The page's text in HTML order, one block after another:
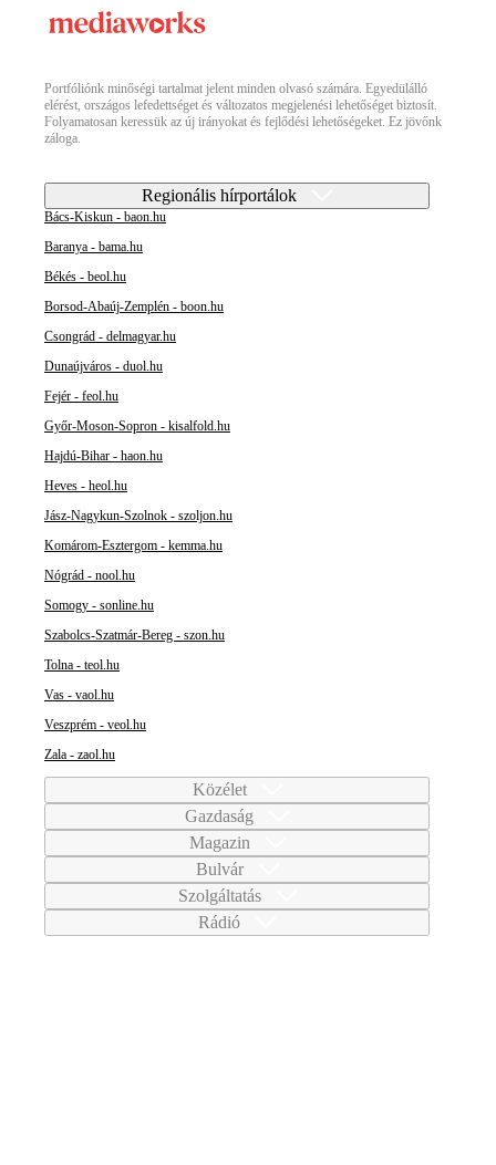
Portfóliónk minőségi tartalmat jelent minden olvasó számára. Egyedülálló
elérést, országos lefedettséget és változatos megjelenési lehetőséget biztosít.
Folyamatosan keressük az új irányokat és fejlődési lehetőségeket. Ez jövőnk
záloga.
Regionális hírportálok
Bács-Kiskun - baon.hu
Baranya - bama.hu
Békés - beol.hu
Borsod-Abaúj-Zemplén - boon.hu
Csongrád - delmagyar.hu
Dunaújváros - duol.hu
Fejér - feol.hu
Győr-Moson-Sopron - kisalfold.hu
Hajdú-Bihar - haon.hu
Heves - heol.hu
Jász-Nagykun-Szolnok - szoljon.hu
Komárom-Esztergom - kemma.hu
Nógrád - nool.hu
Somogy - sonline.hu
Szabolcs-Szatmár-Bereg - szon.hu
Tolna - teol.hu
Vas - vaol.hu
Veszprém - veol.hu
Zala - zaol.hu
Közélet
Gazdaság
Magazin
Bulvár
Szolgáltatás
Rádió